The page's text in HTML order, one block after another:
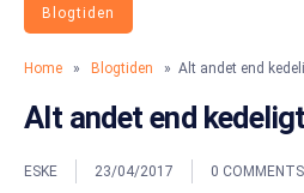
Blogtiden
Home » Blogtiden » Alt andet end
Alt andet end
ESKE 23/04/2017 0 COMMENTS